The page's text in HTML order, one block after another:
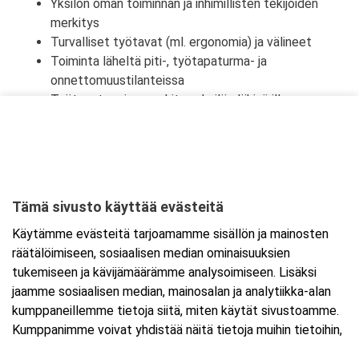
Yksilön oman toiminnan ja inhimillisten tekijöiden
merkitys
Turvalliset työtavat (ml. ergonomia) ja välineet
Toiminta läheltä piti-, työtapaturma- ja
onnettomuustilanteissa
Työtapaturmien merkitys yksilön lähipiirille,
Ajankohta
Alkaa:28.11.2025 08:30
Päättyy:28.11.2025 16:00
Lisää tapahtuma kalenteriisi
Tämä sivusto käyttää evästeitä
Käytämme evästeitä tarjoamamme sisällön ja mainosten
räätälöimiseen, sosiaalisen median ominaisuuksien
tukemiseen ja kävijämäärämme analysoimiseen. Lisäksi
jaamme sosiaalisen median, mainosalan ja analytiikka-alan
kumppaneillemme tietoja siitä, miten käytät sivustoamme.
Kumppanimme voivat yhdistää näitä tietoja muihin tietoihin,